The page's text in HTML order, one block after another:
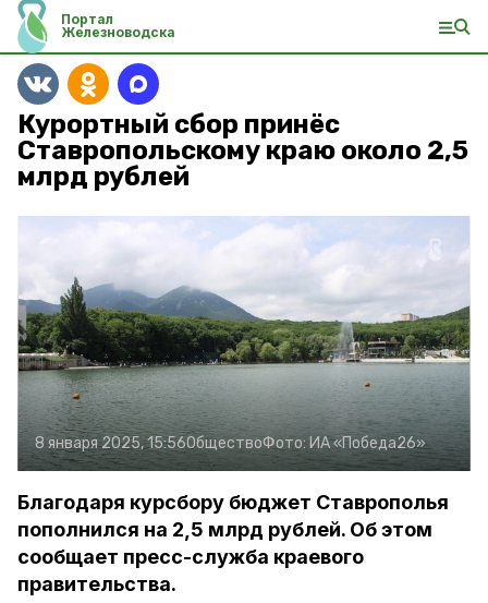
Портал
Железноводска
Курортный сбор принёс
Ставропольскому краю около 2,5
млрд рублей
8 января 2025, 15:56ОбществоФото: ИА «Победа26»
Благодаря курсбору бюджет Ставрополья
пополнился на 2,5 млрд рублей. Об этом
сообщает пресс-служба краевого
правительства.